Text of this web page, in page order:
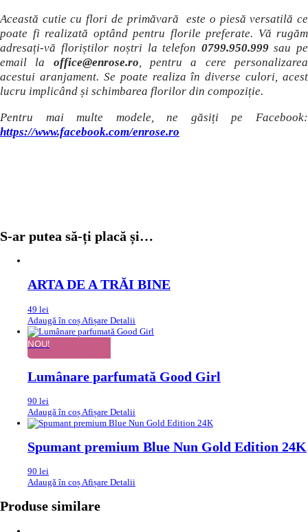
Această cutie cu flori de primăvară este o piesă versatilă ce
poate fi realizată optând pentru florile preferate. Vă rugăm
adresați-vă floriștilor noștri la telefon 0799.950.999sau pe
email la office@enrose.ro, pentru a cere personalizarea
acestui aranjament. Se poate realiza în diverse culori, acest
lucru implicând și schimbarea florilor din compoziție.
Pentru mai multe modele, ne găsiți pe Facebook:
https://www.facebook.com/enrose.ro
S-ar putea să-ți placă și…
ARTA DE A TRĂI BINE
49 lei
Adaugă în coș Afișare Detalii
NOU!
Lumânare parfumată Good Girl
90 lei
Adaugă în coș Afișare Detalii
Spumant premium Blue Nun Gold Edition 24K
90 lei
Adaugă în coșAfișare Detalii
Produse similare